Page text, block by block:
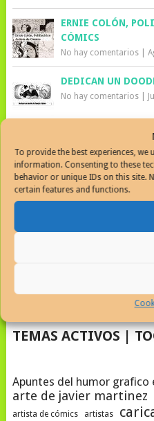
To provide the best experiences,
information. Consenting to these
behavior or unique IDs on this site.
certain features and functions.
ERNIE COLÓN,
CÓMICS
No hay comentarios|
DEDICAN UN
No hay comentarios|
SOBRE EL AUTOR
gráfico
poesía.
libreta la
Editor de varios portales
TEMAS ACTIVOS |
Apuntes del humor grafico
arte de javier martinez
artista de cómics artistas